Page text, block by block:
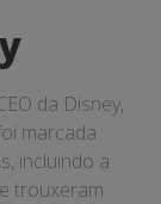
da Disney,
marcada
incluindo a
trouxeram